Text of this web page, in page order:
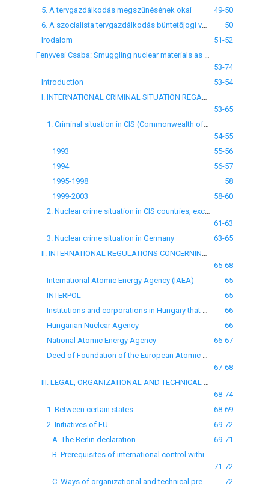
5. A tervgazdálkodás megszűnésének okai
49-50
50
Irodalom
51-52
53-74
Introduction
53-54
53-65
54-55
1993
55-56
1994
56-57
1995-1998
58
1999-2003
58-60
61-63
3. Nuclear crime situation in Germany
63-65
65-68
International Atomic Energy Agency (IAEA)
65
INTERPOL
65
66
Hungarian Nuclear Agency
66
National Atomic Energy Agency
66-67
67-68
68-74
1. Between certain states
68-69
2. Initiatives of EU
69-72
A. The Berlin declaration
69-71
71-72
72